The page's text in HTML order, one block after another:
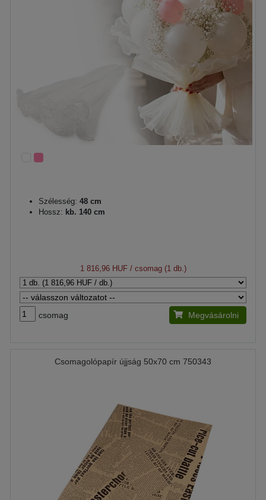
Szélesség: 48 cm
Hossz: kb. 140 cm
1 816,96 HUF/ csomag (1 db.)
csomag Megvásárolni
Csomagolópapír újjság 50x70 cm 750343